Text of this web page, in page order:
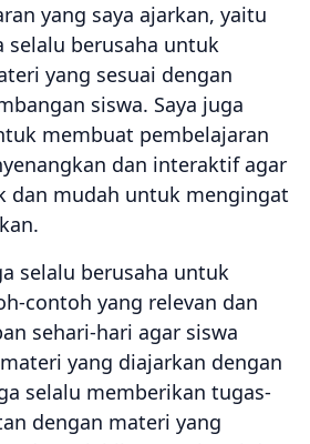
yang saya ajarkan, yaitu
selalu berusaha untuk
yang sesuai dengan
siswa. Saya juga
membuat pembelajaran
dan interaktif agar
dan mudah untuk mengingat
selalu berusaha untuk
contoh yang relevan dan
sehari-hari agar siswa
yang diajarkan dengan
selalu memberikan tugas-
dengan materi yang